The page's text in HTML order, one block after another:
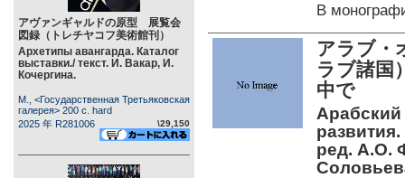
アヴァンギャルドの原型 展覧会
図録（トレチヤコフ美術館刊）
Архетипы авангарда. Каталог
выставки./ текст. И. Вакар, И.
Кочергина.
М., <Государственная Третьяковская
галерея> 200 c. hard
2025 年 R281006
\29,150
В
アラブ・
ラブ諸国
中で
ред. А.О.